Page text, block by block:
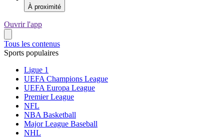
À proximité
Ouvrir l'app
Tous les contenus
Sports populaires
Ligue 1
UEFA Champions League
UEFA Europa League
Premier League
NFL
NBA Basketball
Major League Baseball
NHL